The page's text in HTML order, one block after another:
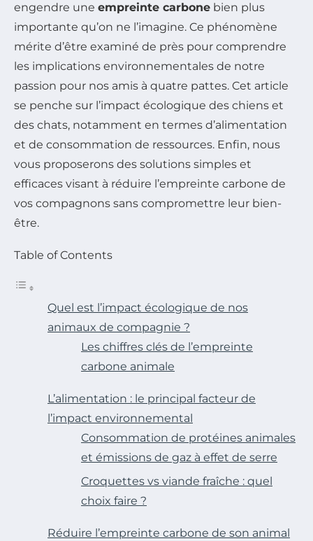
engendre une empreinte carbone bien plus
importante qu’on ne l’imagine. Ce phénomène
mérite d’être examiné de près pour comprendre
les implications environnementales de notre
passion pour nos amis à quatre pattes. Cet article
se penche sur l’impact écologique des chiens et
des chats, notamment en termes d’alimentation
et de consommation de ressources. Enfin, nous
vous proposerons des solutions simples et
efficaces visant à réduire l’empreinte carbone de
vos compagnons sans compromettre leur bien-
être.
Table of Contents
Quel est l’impact écologique de nos
animaux de compagnie ?
Les chiffres clés de l’empreinte
carbone animale
L’alimentation : le principal facteur de
l’impact environnemental
Consommation de protéines animales
et émissions de gaz à effet de serre
Croquettes vs viande fraîche : quel
choix faire ?
Réduire l’empreinte carbone de son animal